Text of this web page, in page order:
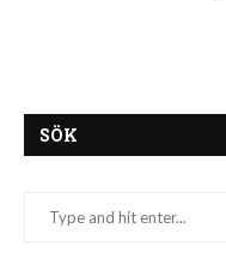
SÖK